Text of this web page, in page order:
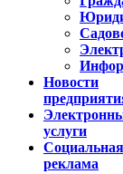
Новости
услуги
Социальная
реклама